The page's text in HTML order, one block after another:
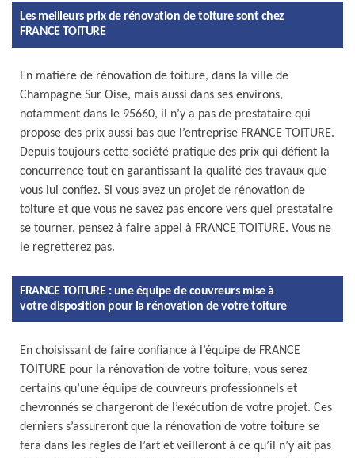
Les meilleurs prix de rénovation de toiture sont chez
FRANCE TOITURE
En matière de rénovation de toiture, dans la ville de
Champagne Sur Oise, mais aussi dans ses environs,
notamment dans le 95660, il n’y a pas de prestataire qui
propose des prix aussi bas que l’entreprise FRANCE TOITURE.
Depuis toujours cette société pratique des prix qui défient la
concurrence tout en garantissant la qualité des travaux que
vous lui confiez. Si vous avez un projet de rénovation de
toiture et que vous ne savez pas encore vers quel prestataire
se tourner, pensez à faire appel à FRANCE TOITURE. Vous ne
le regretterez pas.
FRANCE TOITURE : une équipe de couvreurs mise à
votre disposition pour la rénovation de votre toiture
En choisissant de faire confiance à l’équipe de FRANCE
TOITURE pour la rénovation de votre toiture, vous serez
certains qu’une équipe de couvreurs professionnels et
chevronnés se chargeront de l’exécution de votre projet. Ces
derniers s’assureront que la rénovation de votre toiture se
fera dans les règles de l’art et veilleront à ce qu’il n’y ait pas